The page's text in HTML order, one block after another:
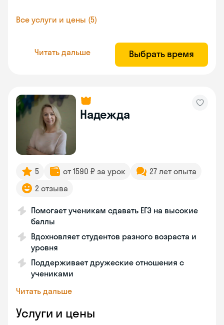
Все услуги и цены (5)
Читать дальше Выбрать время
Надежда
5 от 1590 ₽ за урок
27 лет опыта
2 отзыва
Помогает ученикам сдавать ЕГЭ на высокие
баллы
Вдохновляет студентов разного возраста и
уровня
Поддерживает дружеские отношения с
учениками
Читать дальше
Услуги и цены